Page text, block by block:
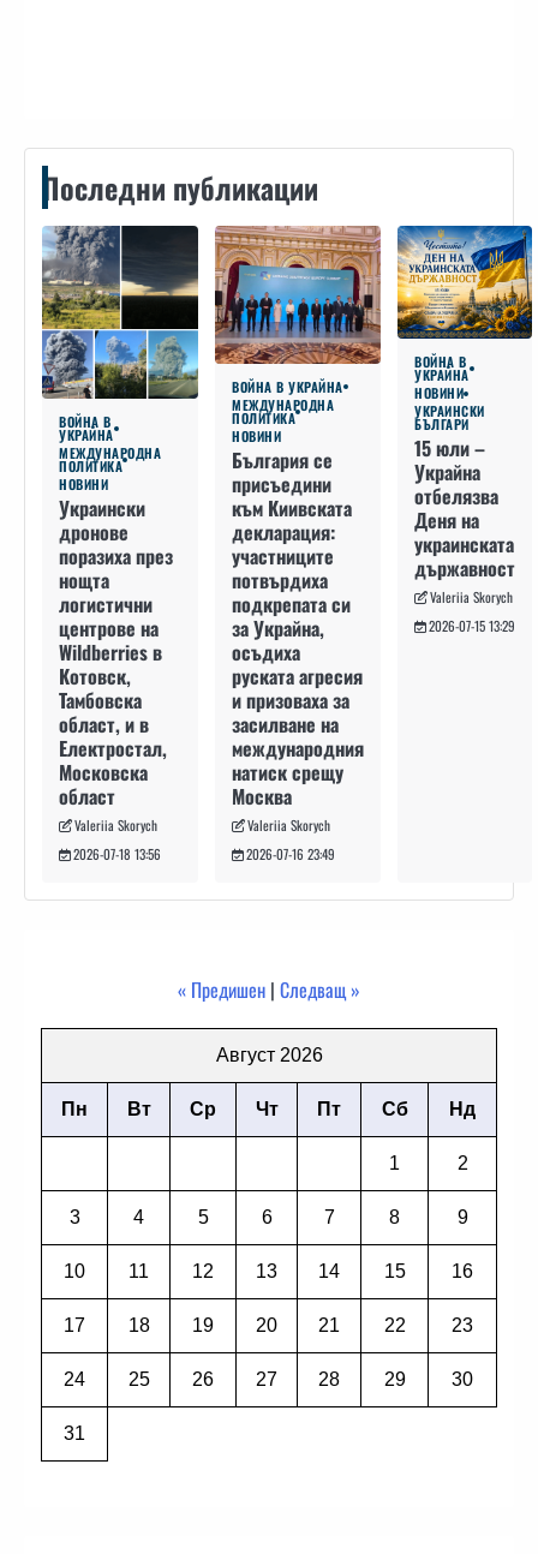
Последни публикации
ВОЙНА В
УКРАЙНА
МЕЖДУНАРОДНА
ПОЛИТИКА
НОВИНИ
Украински
дронове
поразиха през
нощта
логистични
центрове на
Wildberries в
Котовск,
Тамбовска
област, и в
Електростал,
Московска
област
Valeriia Skorych
2026-07-18 13:56
ВОЙНА В УКРАЙНА
МЕЖДУНАРОДНА
ПОЛИТИКА
НОВИНИ
България се
присъедини
към Киивската
декларация:
участниците
потвърдиха
подкрепата си
за Украйна,
осъдиха
руската агресия
и призоваха за
засилване на
международния
натиск срещу
Москва
Valeriia Skorych
2026-07-16 23:49
ВОЙНА В
УКРАЙНА
НОВИНИ
УКРАИНСКИ
БЪЛГАРИ
15 юли –
Украйна
отбелязва
Деня на
украинската
държавност
Valeriia Skorych
2026-07-15 13:29
« Предишен | Следващ »
Август 2026
Пн Вт Ср Чт Пт Сб Нд
1 2
3 4 5 6 7 8 9
10 11 12 13 14 15 16
17 18 19 20 21 22 23
24 25 26 27 28 29 30
31